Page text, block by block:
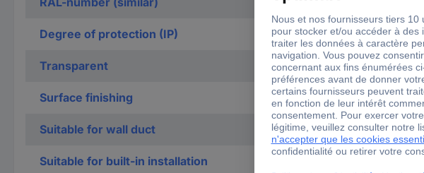
Degree of protection (IP)
Transparent
Surface finishing
Suitable for wall duct
Suitable for built-in installation